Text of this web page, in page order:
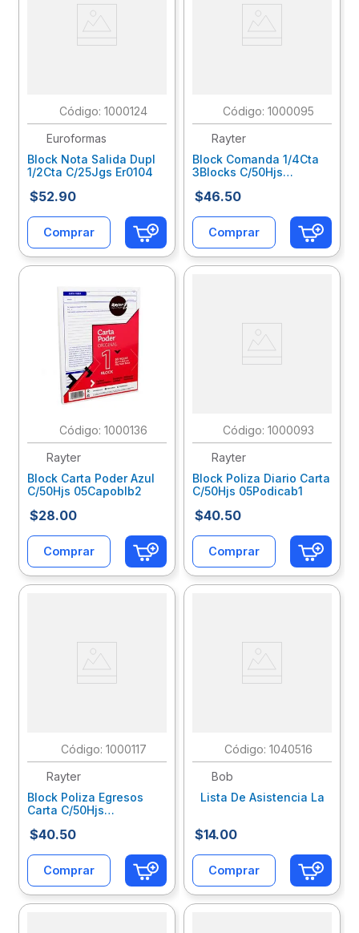
: 1000124
Euroformas
Block Nota Salida Dupl
1/2Cta C/25Jgs Er0104
$52.90
Comprar
: 1000095
Rayter
Block Comanda 1/4Cta
3Blocks C/50Hjs
$46.50
Comprar
: 1000136
Rayter
Block Carta Poder Azul
C/50Hjs 05Capoblb2
$28.00
Comprar
: 1000093
Rayter
Block Poliza Diario Carta
C/50Hjs 05Podicab1
$40.50
Comprar
: 1000117
Rayter
Block Poliza Egresos
Carta C/50Hjs
$40.50
Comprar
: 1040516
Bob
Lista De Asistencia La
$14.00
Comprar